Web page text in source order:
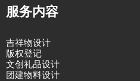
服务内容
吉祥物设计
版权登记
文创礼品设计
团建物料设计